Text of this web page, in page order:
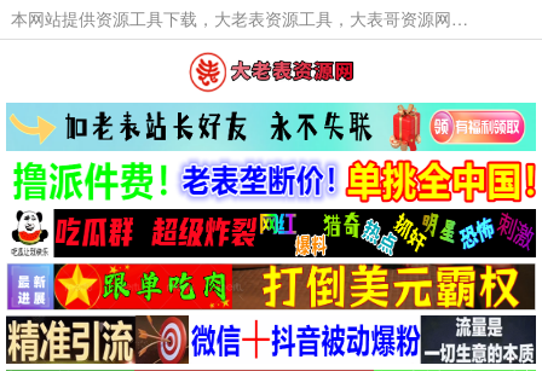
本网站提供资源工具下载，大老表资源工具，大表哥资源网软件工具，大老表资源下载，活动线报福利资源分享,活动线报，大型网游经典游戏，网络热门技术游戏辅助交流与分享。